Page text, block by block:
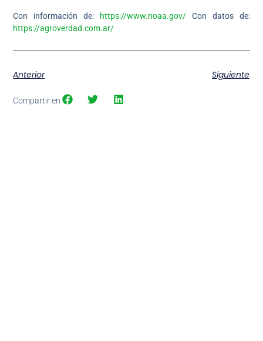
Con información de: https://www.noaa.gov/ Con datos de:
https://agroverdad.com.ar/
Anterior Siguiente
Compartir en